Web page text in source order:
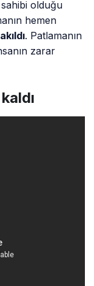
olduğu
hemen
. Patlamanın
zarar